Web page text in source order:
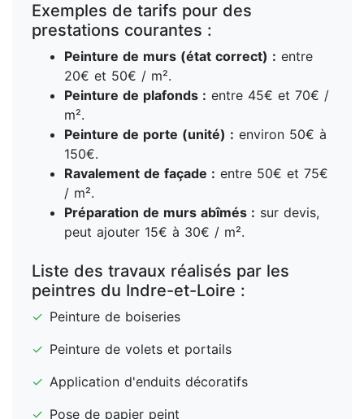
Exemples de tarifs pour des
prestations courantes :
Peinture de murs (état correct) : entre
20€ et 50€ / m².
Peinture de plafonds : entre 45€ et 70€ /
m².
Peinture de porte (unité) : environ 50€ à
150€.
Ravalement de façade : entre 50€ et 75€
/ m².
Préparation de murs abîmés : sur devis,
peut ajouter 15€ à 30€ / m².
Liste des travaux réalisés par les
peintres du Indre-et-Loire :
✓ Peinture de boiseries
✓ Peinture de volets et portails
✓ Application d'enduits décoratifs
✓ Pose de papier peint